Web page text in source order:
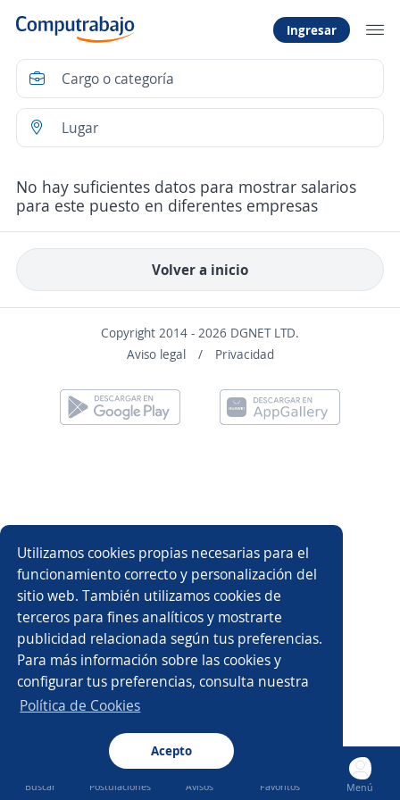
Ingresar
Buscar Postulaciones Avisos Favoritos Menú
No hay suficientes datos para mostrar salarios
para este puesto en diferentes empresas
Volver a inicio
Copyright 2014 - 2026 DGNET LTD.
Aviso legal
/ Privacidad
Utilizamos cookies propias necesarias para el
funcionamiento correcto y personalización del
sitio web. También utilizamos cookies de
terceros para fines analíticos y mostrarte
publicidad relacionada según tus preferencias.
Para más información sobre las cookies y
configurar tus preferencias, consulta nuestra
Política de Cookies
Acepto